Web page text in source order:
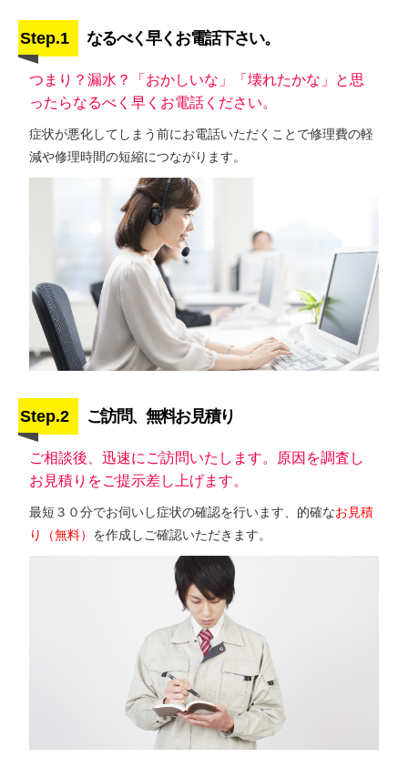
Step.1 なるべく早くお電話下さい。
つまり？漏水？「おかしいな」「壊れたかな」と思
ったらなるべく早くお電話ください。
症状が悪化してしまう前にお電話いただくことで修理費の軽
減や修理時間の短縮につながります。
Step.2 ご訪問、無料お見積り
ご相談後、迅速にご訪問いたします。原因を調査し
お見積りをご提示差し上げます。
最短３０分でお伺いし症状の確認を行います、的確なお見積
り（無料） を作成しご確認いただきます。